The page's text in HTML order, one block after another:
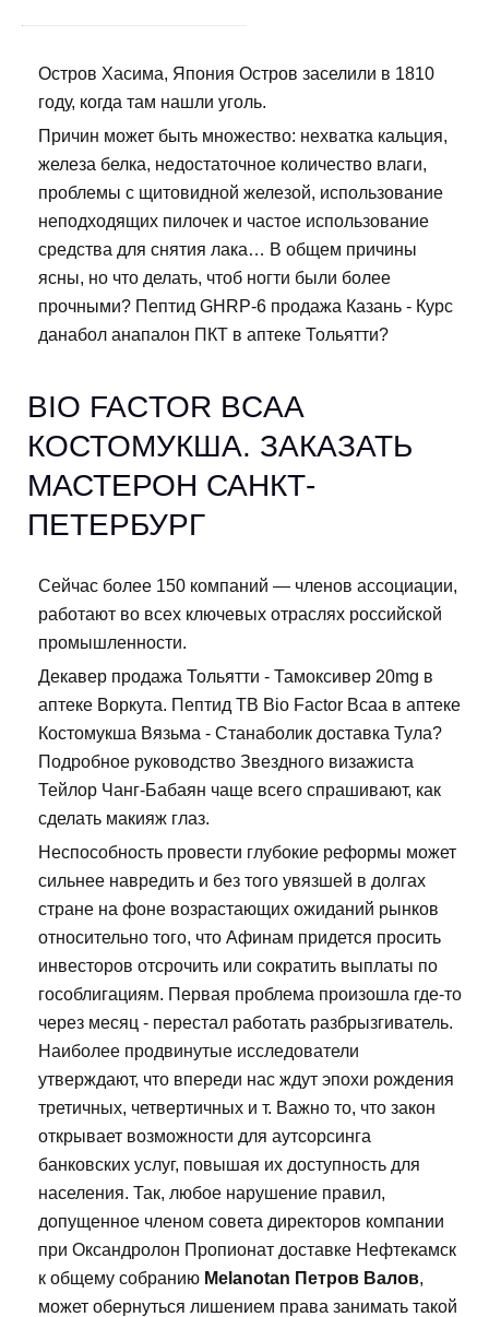
Остров Хасима, Япония Остров заселили в 1810
году, когда там нашли уголь.
Причин может быть множество: нехватка кальция,
железа белка, недостаточное количество влаги,
проблемы с щитовидной железой, использование
неподходящих пилочек и частое использование
средства для снятия лака… В общем причины
ясны, но что делать, чтоб ногти были более
прочными? Пептид GHRP-6 продажа Казань - Курс
данабол анапалон ПКТ в аптеке Тольятти?
BIO FACTOR BCAA
КОСТОМУКША. ЗАКАЗАТЬ
МАСТЕРОН САНКТ-
ПЕТЕРБУРГ
Сейчас более 150 компаний — членов ассоциации,
работают во всех ключевых отраслях российской
промышленности.
Декавер продажа Тольятти - Тамоксивер 20mg в
аптеке Воркута. Пептид TB Bio Factor Bcaa в аптеке
Костомукша Вязьма - Станаболик доставка Тула?
Подробное руководство Звездного визажиста
Тейлор Чанг-Бабаян чаще всего спрашивают, как
сделать макияж глаз.
Неспособность провести глубокие реформы может
сильнее навредить и без того увязшей в долгах
стране на фоне возрастающих ожиданий рынков
относительно того, что Афинам придется просить
инвесторов отсрочить или сократить выплаты по
гособлигациям. Первая проблема произошла где-то
через месяц - перестал работать разбрызгиватель.
Наиболее продвинутые исследователи
утверждают, что впереди нас ждут эпохи рождения
третичных, четвертичных и т. Важно то, что закон
открывает возможности для аутсорсинга
банковских услуг, повышая их доступность для
населения. Так, любое нарушение правил,
допущенное членом совета директоров компании
при Оксандролон Пропионат доставке Нефтекамск
к общему собранию Melanotan Петров Валов,
может обернуться лишением права занимать такой